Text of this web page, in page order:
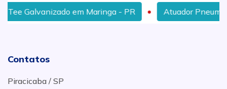
Galvanizado em Maringa - PR Atuador
Contatos
Piracicaba / SP